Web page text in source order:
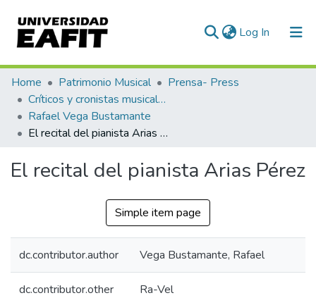
Log In (current)
Communities & Collections
All of DSpace
Statistics
Home Patrimonio Musical
Prensa- Press
Críticos y cronistas musicales
Rafael Vega Bustamante
El recital del pianista Arias Pérez
El recital del pianista Arias Pérez
Simple item page
dc.contributor.author Vega Bustamante, Rafael
dc.contributor.other Ra-Vel